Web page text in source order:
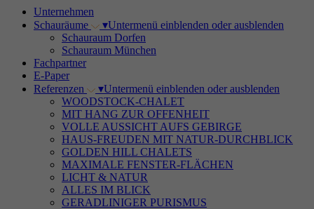
Unternehmen
Schauräume
▾Untermenü einblenden oder ausblenden
Schauraum Dorfen
Schauraum München
Fachpartner
E-Paper
Referenzen
▾Untermenü einblenden oder ausblenden
WOODSTOCK-CHALET
MIT HANG ZUR OFFENHEIT
VOLLE AUSSICHT AUFS GEBIRGE
HAUS-FREUDEN MIT NATUR-DURCHBLICK
GOLDEN HILL CHALETS
MAXIMALE FENSTER-FLÄCHEN
LICHT & NATUR
ALLES IM BLICK
GERADLINIGER PURISMUS